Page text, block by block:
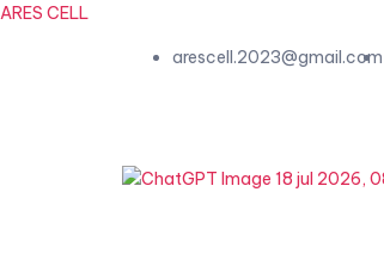
ARES CELL
arescell.2023@gmail.com